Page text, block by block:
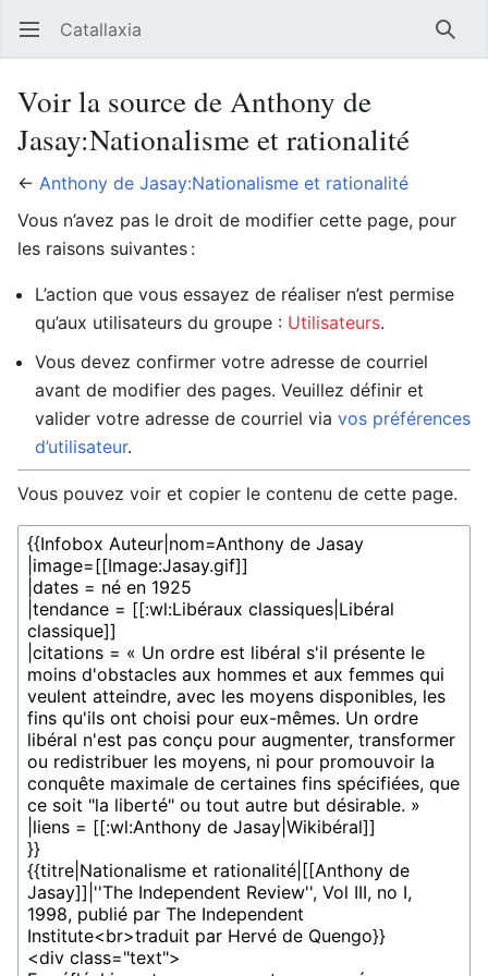
Ouvrir le menu principal Catallaxia
Voir la source de Anthony de
Jasay:Nationalisme et rationalité
← Anthony de Jasay:Nationalisme et rationalité
Vous n’avez pas le droit de modifier cette page, pour
les raisons suivantes :
L’action que vous essayez de réaliser n’est permise
qu’aux utilisateurs du groupe : Utilisateurs.
Vous devez confirmer votre adresse de courriel
avant de modifier des pages. Veuillez définir et
valider votre adresse de courriel via vos préférences
d’utilisateur.
Vous pouvez voir et copier le contenu de cette page.